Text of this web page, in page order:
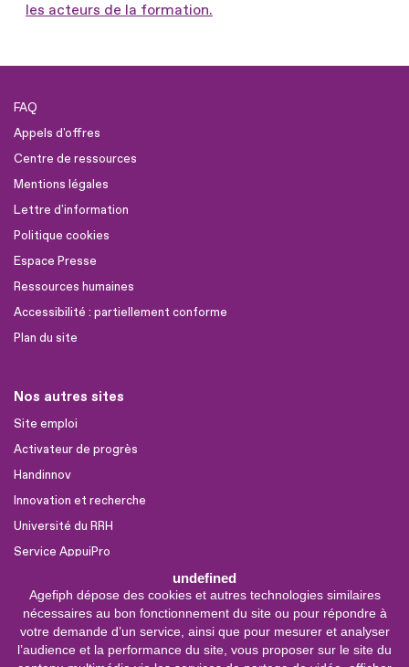
undefined
Agefiph dépose des cookies et autres technologies similaires
nécessaires au bon fonctionnement du site ou pour répondre à
votre demande d’un service, ainsi que pour mesurer et analyser
l’audience et la performance du site, vous proposer sur le site du
les acteurs de la formation.
FAQ
Appels d'offres
Centre de ressources
Mentions légales
Lettre d'information
Politique cookies
Espace Presse
Ressources humaines
Accessibilité : partiellement conforme
Plan du site
Nos autres sites
Site emploi
Activateur de progrès
Handinnov
Innovation et recherche
Université du RRH
Service AppuiPro
Nous suivre
Youtube
Linkedin